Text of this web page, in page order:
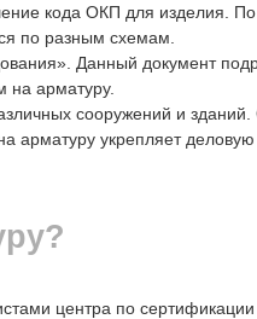
кода ОКП для изделия.
по разным схемам.
Данный документ
на арматуру.
сооружений и
арматуру укрепляет
центра по